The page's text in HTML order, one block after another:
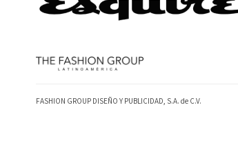
FASHION GROUP DISEÑO Y PUBLICIDAD, S.A. de C.V.